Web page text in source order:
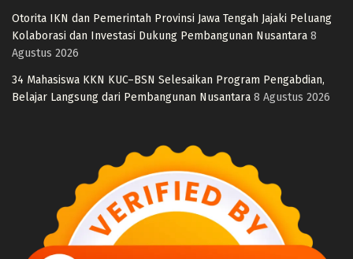
Otorita IKN dan Pemerintah Provinsi Jawa Tengah Jajaki Peluang
Kolaborasi dan Investasi Dukung Pembangunan Nusantara 8
Agustus 2026
34 Mahasiswa KKN KUC–BSN Selesaikan Program Pengabdian,
Belajar Langsung dari Pembangunan Nusantara 8 Agustus 2026